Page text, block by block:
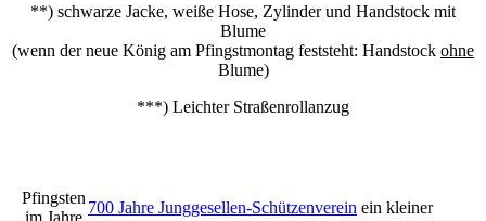
**) schwarze Jacke, weiße Hose, Zylinder und Handstock mit
Blume
(wenn der neue König am Pfingstmontag feststeht: Handstock ohne
Blume)
***) Leichter Straßenrollanzug
Pfingsten
im Jahre
700 Jahre Junggesellen-Schützenverein ein kleiner